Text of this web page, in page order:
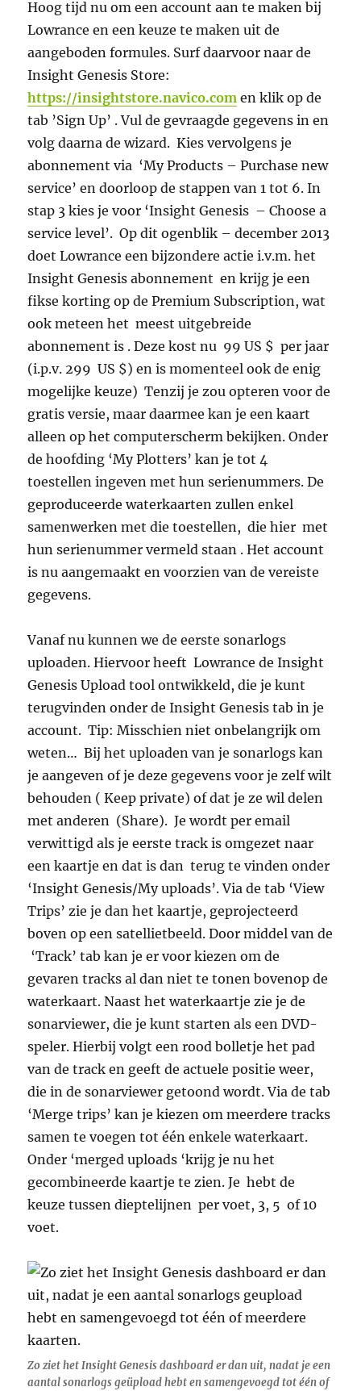
Hoog tijd nu om een account aan te maken bij
Lowrance en een keuze te maken uit de
aangeboden formules. Surf daarvoor naar de
Insight Genesis Store:
https://insightstore.navico.com en klik op de
tab ’Sign Up’ . Vul de gevraagde gegevens in en
volg daarna de wizard. Kies vervolgens je
abonnement via ‘My Products – Purchase new
service’ en doorloop de stappen van 1 tot 6. In
stap 3 kies je voor ‘Insight Genesis – Choose a
service level’. Op dit ogenblik – december 2013
doet Lowrance een bijzondere actie i.v.m. het
Insight Genesis abonnement en krijg je een
fikse korting op de Premium Subscription, wat
ook meteen het meest uitgebreide
abonnement is . Deze kost nu 99 US $ per jaar
(i.p.v. 299 US $) en is momenteel ook de enig
mogelijke keuze) Tenzij je zou opteren voor de
gratis versie, maar daarmee kan je een kaart
alleen op het computerscherm bekijken. Onder
de hoofding ‘My Plotters’ kan je tot 4
toestellen ingeven met hun serienummers. De
geproduceerde waterkaarten zullen enkel
samenwerken met die toestellen, die hier met
hun serienummer vermeld staan . Het account
is nu aangemaakt en voorzien van de vereiste
gegevens.
Vanaf nu kunnen we de eerste sonarlogs
uploaden. Hiervoor heeft Lowrance de Insight
Genesis Upload tool ontwikkeld, die je kunt
terugvinden onder de Insight Genesis tab in je
account. Tip: Misschien niet onbelangrijk om
weten… Bij het uploaden van je sonarlogs kan
je aangeven of je deze gegevens voor je zelf wilt
behouden ( Keep private) of dat je ze wil delen
met anderen (Share). Je wordt per email
verwittigd als je eerste track is omgezet naar
een kaartje en dat is dan terug te vinden onder
‘Insight Genesis/My uploads’. Via de tab ‘View
Trips’ zie je dan het kaartje, geprojecteerd
boven op een satellietbeeld. Door middel van de
‘Track’ tab kan je er voor kiezen om de
gevaren tracks al dan niet te tonen bovenop de
waterkaart. Naast het waterkaartje zie je de
sonarviewer, die je kunt starten als een DVD-
speler. Hierbij volgt een rood bolletje het pad
van de track en geeft de actuele positie weer,
die in de sonarviewer getoond wordt. Via de tab
‘Merge trips’ kan je kiezen om meerdere tracks
samen te voegen tot één enkele waterkaart.
Onder ‘merged uploads ‘krijg je nu het
gecombineerde kaartje te zien. Je hebt de
keuze tussen dieptelijnen per voet, 3, 5 of 10
voet.
Zo ziet het Insight Genesis dashboard er dan uit, nadat je een
aantal sonarlogs geüpload hebt en samengevoegd tot één of